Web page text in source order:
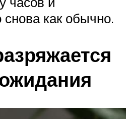
снова как обычно.